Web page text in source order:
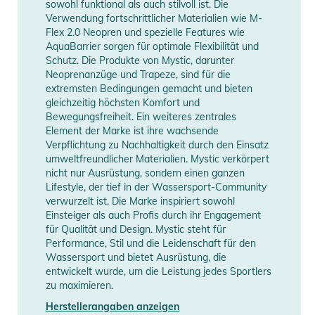
genießen kannst. Es schmiegt sich perfekt an den Körper an,
ohne dich einzuengen – ideal für schnelles Drehen und
anspruchsvolle Manöver.
- UV-Schutz: Die spezielle Stoffmischung bietet einen hohen
UV-Schutz, sodass du dich auch bei starker
Sonneneinstrahlung sicher auf dem Wasser bewegen kannst.
Die Lycras bieten eine zusätzliche Schutzschicht, die dir hilft,
Hautschäden zu vermeiden.
- Schnelltrocknend: Dank der atmungsaktiven und
schnelltrocknenden Eigenschaften des Materials bleibt das
Oberteil auch bei intensiven Wassersportarten angenehm
trocken. So kannst du nach einem erfrischenden Sturz ins
Wasser schnell wieder in Aktion treten, ohne dich
unangenehm nass zu fühlen.
- Vielseitig einsetzbar: Die UNCHARTED LS HOODED Lycra
eignet sich nicht nur für Wassersportarten wie Kitesurfen,
Aktivitäten wie Wandern, Beachvolleyball oder einfach als
Information
anzeigen
sowohl funktional als auch stilvoll ist. Die
Verwendung fortschrittlicher Materialien wie M-
Flex 2.0 Neopren und spezielle Features wie
AquaBarrier sorgen für optimale Flexibilität und
Schutz. Die Produkte von Mystic, darunter
Neoprenanzüge und Trapeze, sind für die
extremsten Bedingungen gemacht und bieten
gleichzeitig höchsten Komfort und
Bewegungsfreiheit. Ein weiteres zentrales
Element der Marke ist ihre wachsende
Verpflichtung zu Nachhaltigkeit durch den Einsatz
umweltfreundlicher Materialien. Mystic verkörpert
nicht nur Ausrüstung, sondern einen ganzen
Lifestyle, der tief in der Wassersport-Community
verwurzelt ist. Die Marke inspiriert sowohl
Einsteiger als auch Profis durch ihr Engagement
für Qualität und Design. Mystic steht für
Performance, Stil und die Leidenschaft für den
Wassersport und bietet Ausrüstung, die
entwickelt wurde, um die Leistung jedes Sportlers
zu maximieren.
Herstellerangaben anzeigen